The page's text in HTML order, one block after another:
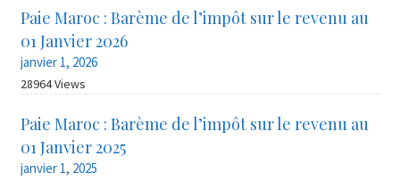
Paie Maroc : Barème de l’impôt sur le revenu au
01 Janvier 2026
janvier 1, 2026
28964 Views
Paie Maroc : Barème de l’impôt sur le revenu au
01 Janvier 2025
janvier 1, 2025